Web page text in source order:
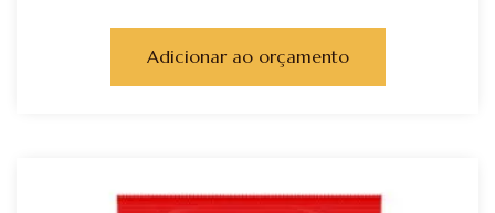
Adicionar ao orçamento